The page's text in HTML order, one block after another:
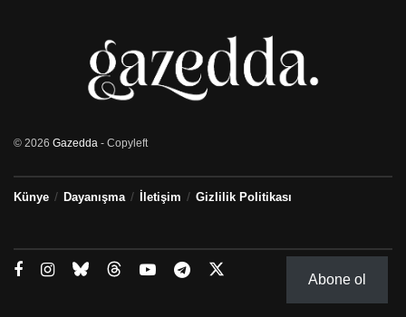
© 2026 Gazedda - Copyleft
Künye Dayanışma İletişim Gizlilik Politikası
Abone ol